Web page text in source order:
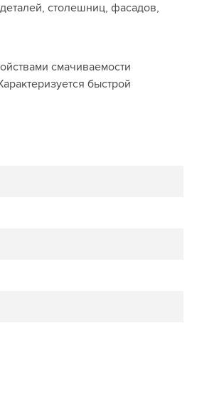
столешниц, фасадов,
смачиваемости
быстрой